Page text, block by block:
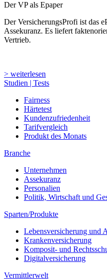
Der VP als Epaper
Der VersicherungsProfi ist das
Assekuranz. Es liefert
Vertrieb.
> weiterlesen
Studien | Tests
Fairness
Härtetest
Kundenzufriedenheit
Tarifvergleich
Produkt des Monats
Branche
Unternehmen
Assekuranz
Personalien
Politik, Wirtschaft und
Sparten/Produkte
Lebensversicherung und
Krankenversicherung
Komposit- und
Digitalversicherung
Vermittlerwelt